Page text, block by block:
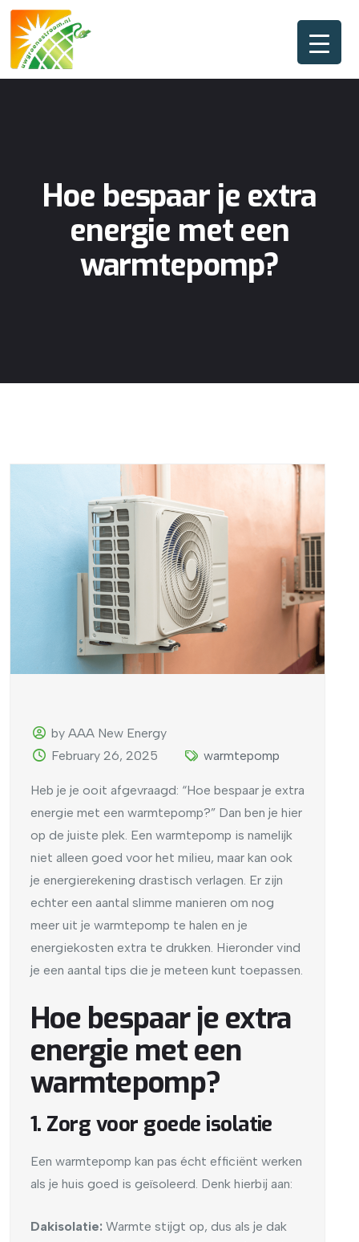
Hoe bespaar je extra
energie met een
warmtepomp?
by AAA New Energy
February 26, 2025
warmtepomp
Heb je je ooit afgevraagd: “Hoe bespaar je extra
energie met een warmtepomp?” Dan ben je hier
op de juiste plek. Een warmtepomp is namelijk
niet alleen goed voor het milieu, maar kan ook
je energierekening drastisch verlagen. Er zijn
echter een aantal slimme manieren om nog
meer uit je warmtepomp te halen en je
energiekosten extra te drukken. Hieronder vind
je een aantal tips die je meteen kunt toepassen.
Hoe bespaar je extra
energie met een
warmtepomp?
1. Zorg voor goede isolatie
Een warmtepomp kan pas écht efficiënt werken
als je huis goed is geïsoleerd. Denk hierbij aan:
Dakisolatie: Warmte stijgt op, dus als je dak